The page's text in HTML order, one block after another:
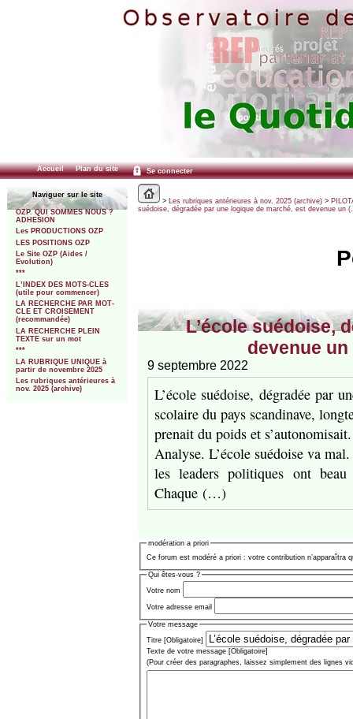
Accueil Plan du site Se connecter
Naviguer sur le site
OZP. QUI SOMMES NOUS ?
ADHESION
Les PRODUCTIONS OZP
LES POSITIONS OZP
Le Site OZP (Aides /
Evolution)
***
L’INDEX DES MOTS-CLES
(utile pour commencer)
LA RECHERCHE PAR MOT-
CLE ET CROISEMENT
(recommandée)
LA RECHERCHE PLEIN
TEXTE sur un mot
***
LA RUBRIQUE UNIQUE à
partir de novembre 2025
Les rubriques antérieures à
nov. 2025 (archive)
> Les rubriques antérieures à nov. 2025 (archive)>
suédoise, dégradée par une logique de marché, est devenue un
L’école suédoise,
devenue
9 septembre 2022
L’école suédoise, dégradée par
scolaire du pays scandinave,
prenait du poids et
Analyse. L’école suédoise va
les leaders politiques ont
Chaque (…)
modération a priori
Ce forum est modéré a priori : votre contribution n’apparaîtra
Qui êtes-vous ?
Votre nom
Votre adresse email
Votre message
Titre [Obligatoire]
Texte de votre message [Obligatoire]
(Pour créer des paragraphes, laissez simplement des lignes